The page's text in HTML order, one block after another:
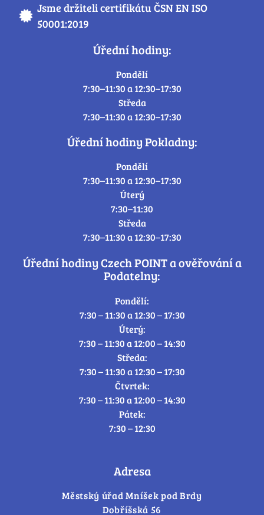
Jsme držiteli certifikátu ČSN EN ISO
50001:2019
Úřední hodiny:
Pondělí
7:30–11:30 a 12:30–17:30
Středa
7:30–11:30 a 12:30–17:30
Úřední hodiny Pokladny:
Pondělí
7:30–11:30 a 12:30–17:30
Úterý
7:30–11:30
Středa
7:30–11:30 a 12:30–17:30
Úřední hodiny Czech POINT a ověřování a
Podatelny:
Pondělí:
7:30 – 11:30 a 12:30 – 17:30
Úterý:
7:30 – 11:30 a 12:00 – 14:30
Středa:
7:30 – 11:30 a 12:30 – 17:30
Čtvrtek:
7:30 – 11:30 a 12:00 – 14:30
Pátek:
7:30 – 12:30
Adresa
Městský úřad Mníšek pod Brdy
Dobříšská 56